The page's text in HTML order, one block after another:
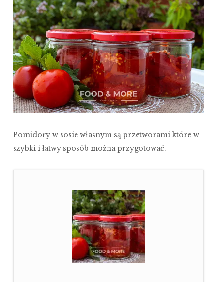
Pomidory w sosie własnym są przetworami które w
szybki i łatwy sposób można przygotować.